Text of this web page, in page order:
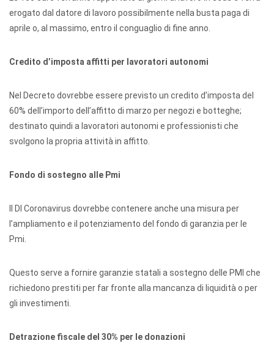
erogato dal datore di lavoro possibilmente nella busta paga di
aprile o, al massimo, entro il conguaglio di fine anno.
Credito d’imposta affitti per lavoratori autonomi
Nel Decreto dovrebbe essere previsto un credito d’imposta del
60% dell’importo dell’affitto di marzo per negozi e botteghe;
destinato quindi a lavoratori autonomi e professionisti che
svolgono la propria attività in affitto.
Fondo di sostegno alle Pmi
Il Dl Coronavirus dovrebbe contenere anche una misura per
l’ampliamento e il potenziamento del fondo di garanzia per le
Pmi.
Questo serve a fornire garanzie statali a sostegno delle PMI che
richiedono prestiti per far fronte alla mancanza di liquidità o per
gli investimenti.
Detrazione fiscale del 30% per le donazioni